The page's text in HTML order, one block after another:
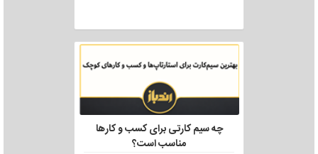
چه سیم کارتی برای کسب و کارها
مناسب است؟